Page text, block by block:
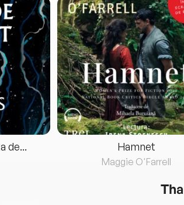
de... Hamnet
Maggie O'Farrell